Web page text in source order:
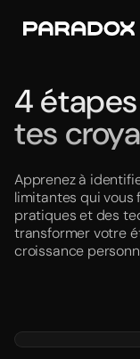
4
tes
Apprenez à
limitantes qui vous
pratiques et des
transformer votre
croissance